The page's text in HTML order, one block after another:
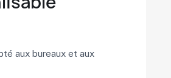
aux bureaux et aux